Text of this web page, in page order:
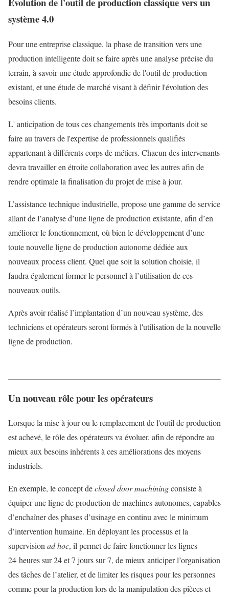
système 4.0
Pour une entreprise classique, la phase de transition vers une
production intelligente doit se faire après une analyse précise du
terrain, à savoir une étude approfondie de l'outil de production
existant, et une étude de marché visant à définir l'évolution des
besoins clients.
L' anticipation de tous ces changements très importants doit se
faire au travers de l'expertise de professionnels qualifiés
appartenant à différents corps de métiers. Chacun des intervenants
devra travailler en étroite collaboration avec les autres afin de
rendre optimale la finalisation du projet de mise à jour.
L’assistance technique industrielle, propose une gamme de service
allant de l’analyse d’une ligne de production existante, afin d’en
améliorer le fonctionnement, où bien le développement d’une
toute nouvelle ligne de production autonome dédiée aux
nouveaux process client. Quel que soit la solution choisie, il
faudra également former le personnel à l’utilisation de ces
nouveaux outils.
Après avoir réalisé l’implantation d’un nouveau système, des
techniciens et opérateurs seront formés à l'utilisation de la nouvelle
ligne de production.
Un nouveau rôle pour les opérateurs
Lorsque la mise à jour ou le remplacement de l'outil de production
est achevé, le rôle des opérateurs va évoluer, afin de répondre au
mieux aux besoins inhérents à ces améliorations des moyens
industriels.
En exemple, le concept declosed door machiningconsiste à
équiper une ligne de production de machines autonomes, capables
d’enchaîner des phases d’usinage en continu avec le minimum
d’intervention humaine. En déployant les processus et la
supervisionad hoc, il permet de faire fonctionner les lignes
24 heures sur 24 et 7 jours sur 7, de mieux anticiper l’organisation
des tâches de l’atelier, et de limiter les risques pour les personnes
comme pour la production lors de la manipulation des pièces et